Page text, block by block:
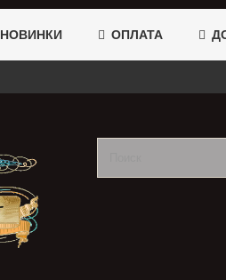
НОВИНКИ ОПЛАТА